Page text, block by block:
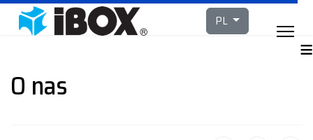
Wybierz swój język
PL
≡
O nas